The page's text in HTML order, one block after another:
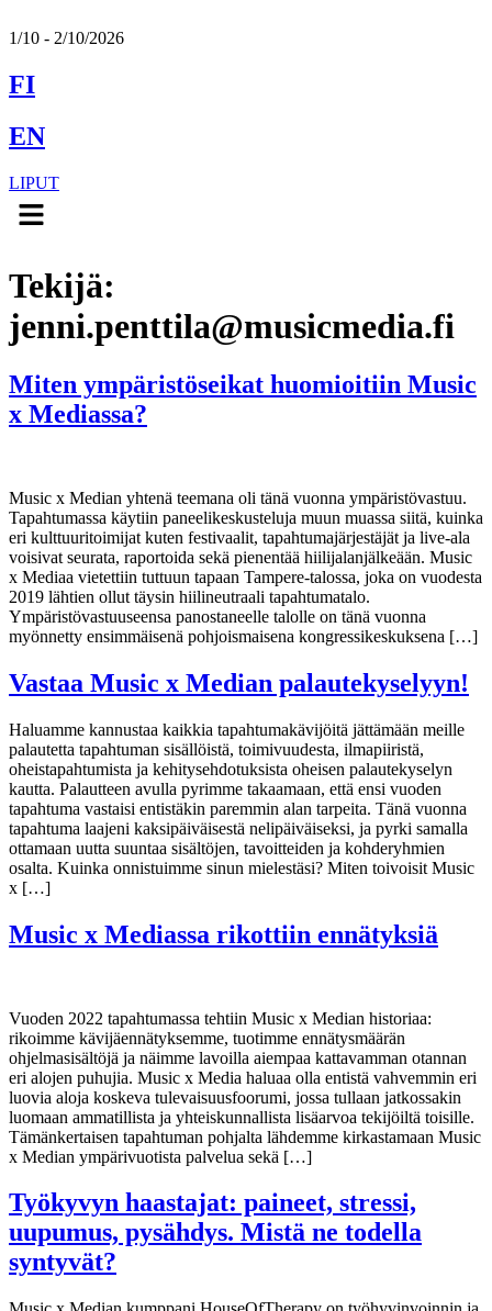
1/10 - 2/10/2026
FI
EN
LIPUT
Menu
Tekijä:
jenni.penttila@musicmedia.fi
Miten ympäristöseikat huomioitiin Music
x Mediassa?
Music x Median yhtenä teemana oli tänä vuonna ympäristövastuu.
Tapahtumassa käytiin paneelikeskusteluja muun muassa siitä, kuinka
eri kulttuuritoimijat kuten festivaalit, tapahtumajärjestäjät ja live-ala
voisivat seurata, raportoida sekä pienentää hiilijalanjälkeään. Music
x Mediaa vietettiin tuttuun tapaan Tampere-talossa, joka on vuodesta
2019 lähtien ollut täysin hiilineutraali tapahtumatalo.
Ympäristövastuuseensa panostaneelle talolle on tänä vuonna
myönnetty ensimmäisenä pohjoismaisena kongressikeskuksena […]
Vastaa Music x Median palautekyselyyn!
Haluamme kannustaa kaikkia tapahtumakävijöitä jättämään meille
palautetta tapahtuman sisällöistä, toimivuudesta, ilmapiiristä,
oheistapahtumista ja kehitysehdotuksista oheisen palautekyselyn
kautta. Palautteen avulla pyrimme takaamaan, että ensi vuoden
tapahtuma vastaisi entistäkin paremmin alan tarpeita. Tänä vuonna
tapahtuma laajeni kaksipäiväisestä nelipäiväiseksi, ja pyrki samalla
ottamaan uutta suuntaa sisältöjen, tavoitteiden ja kohderyhmien
osalta. Kuinka onnistuimme sinun mielestäsi? Miten toivoisit Music
x […]
Music x Mediassa rikottiin ennätyksiä
Vuoden 2022 tapahtumassa tehtiin Music x Median historiaa:
rikoimme kävijäennätyksemme, tuotimme ennätysmäärän
ohjelmasisältöjä ja näimme lavoilla aiempaa kattavamman otannan
eri alojen puhujia. Music x Media haluaa olla entistä vahvemmin eri
luovia aloja koskeva tulevaisuusfoorumi, jossa tullaan jatkossakin
luomaan ammatillista ja yhteiskunnallista lisäarvoa tekijöiltä toisille.
Tämänkertaisen tapahtuman pohjalta lähdemme kirkastamaan Music
x Median ympärivuotista palvelua sekä […]
Työkyvyn haastajat: paineet, stressi,
uupumus, pysähdys. Mistä ne todella
syntyvät?